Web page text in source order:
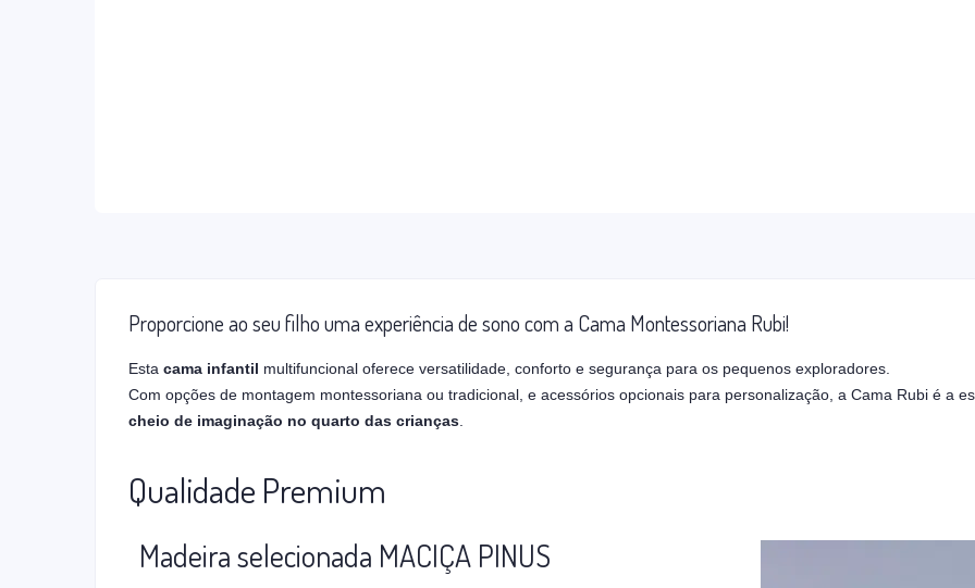
Proporcione ao seu filho uma experiência de sono com a Cama Montessoriana Rubi!
Esta cama infantil multifuncional oferece versatilidade, conforto e segurança para os pequenos exploradores.
Com opções de montagem montessoriana ou tradicional, e acessórios opcionais para personalização, a Cama Rubi é a
cheio de imaginação no quarto das crianças
Qualidade Premium
Madeira selecionada MACIÇA PINUS